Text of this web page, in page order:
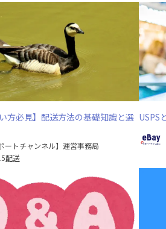
方必見】配送方法の基礎知識と選
ートチャンネル】運営事務局
配送
USPS